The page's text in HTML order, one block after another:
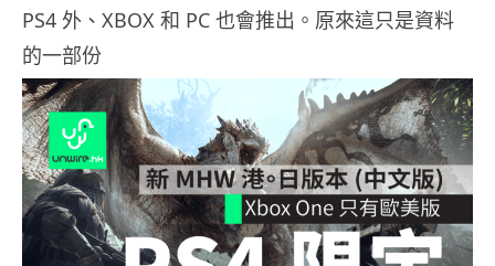
PS4 外、XBOX 和 PC 也會推出。原來這只是資料
的一部份